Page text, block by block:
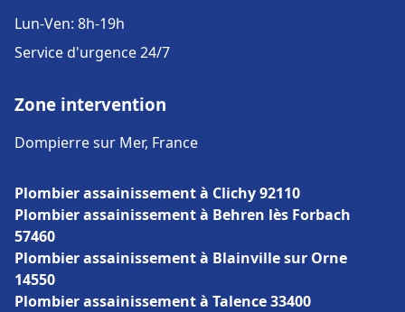
Lun-Ven: 8h-19h
Service d'urgence 24/7
Zone intervention
Dompierre sur Mer, France
Plombier assainissement à Clichy 92110
Plombier assainissement à Behren lès Forbach
57460
Plombier assainissement à Blainville sur Orne
14550
Plombier assainissement à Talence 33400